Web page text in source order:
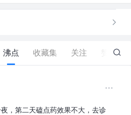
沸点 收藏集 关注 13
，第二天磕点药效果不大，去诊